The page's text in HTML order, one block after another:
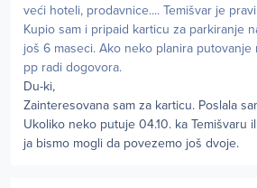
veći hoteli, prodavnice.... Temišvar je
Kupio sam i pripaid karticu za parkiranje
još 6 maseci. Ako neko planira putovanje
pp radi dogovora.
Du-ki,
Zainteresovana sam za karticu. Poslala
Ukoliko neko putuje 04.10. ka Temišvaru
ja bismo mogli da povezemo još dvoje.